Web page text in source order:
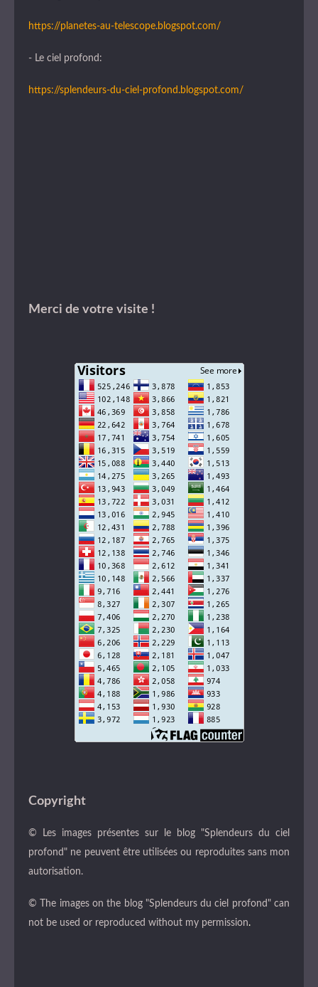
https://planetes-au-telescope.blogspot.com/
- Le ciel profond:
https://splendeurs-du-ciel-profond.blogspot.com/
Merci de votre visite !
Copyright
© Les images présentes sur le blog "Splendeurs du ciel
profond" ne peuvent être utilisées ou reproduites sans mon
autorisation.
© The images on the blog "Splendeurs du ciel profond" can
not be used or reproduced without my permission.